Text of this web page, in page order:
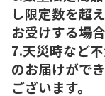
し限定数を超
お受けする場
7.天災時など
のお届けがで
ございます。